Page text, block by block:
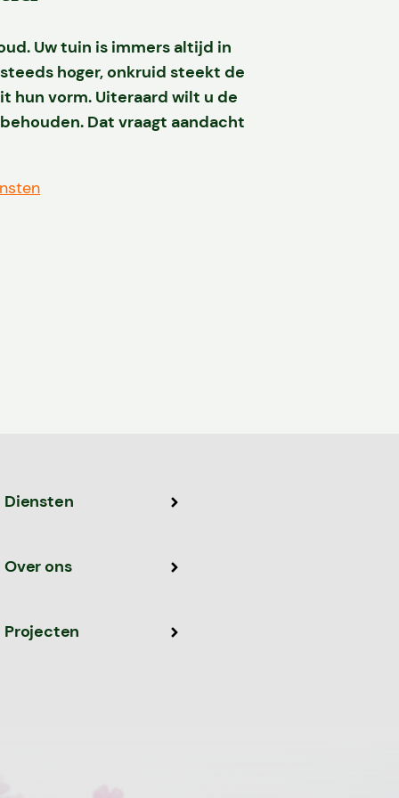
Uw tuin is immers altijd in
hoger, onkruid steekt de
hun vorm. Uiteraard wilt u de
Dat vraagt aandacht
Diensten
Over ons
Projecten